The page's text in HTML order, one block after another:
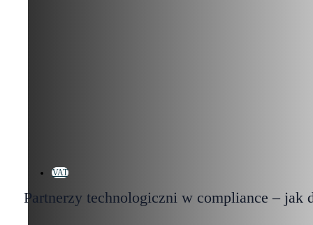
VAT
Partnerzy technologiczni w compliance – jak